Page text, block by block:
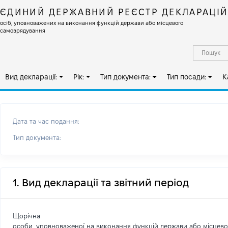
ЄДИНИЙ ДЕРЖАВНИЙ РЕЄСТР ДЕКЛАРАЦІЙ
осіб, уповноважених на виконання функцій держави або місцевого
самоврядування
Вид декларації: Рік: Тип документа: Тип посади:
Дата та час подання:
Тип документа:
1. Вид декларації та звітний період
Щорічна
особи, уповноваженої на виконання функцій держави або